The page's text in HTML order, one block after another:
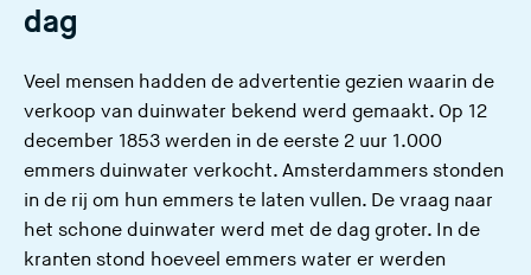
dag
Veel mensen hadden de advertentie gezien waarin de
verkoop van duinwater bekend werd gemaakt. Op 12
december 1853 werden in de eerste 2 uur 1.000
emmers duinwater verkocht. Amsterdammers stonden
in de rij om hun emmers te laten vullen. De vraag naar
het schone duinwater werd met de dag groter. In de
kranten stond hoeveel emmers water er werden